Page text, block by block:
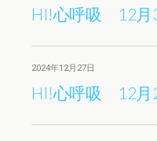
HI!心呼吸 12月
2024年12月27日
HI!心呼吸 12月